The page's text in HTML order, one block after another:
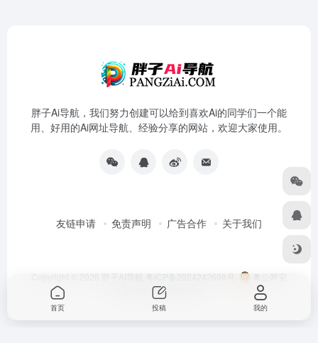
胖子Ai导航，我们努力创建可以给到喜欢Ai的同学们一个能
用、好用的Ai网址导航、经验分享的网站，欢迎大家使用。
友链申请 免责声明 广告合作 关于我们
Copyright © 2026 胖子AI导航 粤ICP备2024242698号
粤公网安
备44180202000766号
首页 投稿 我的